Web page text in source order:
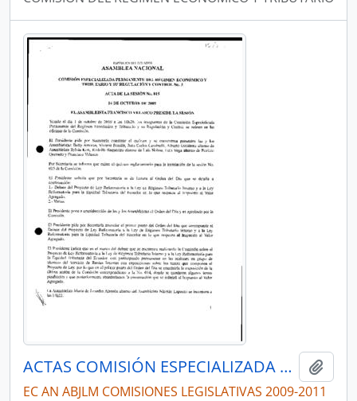
ACTAS COMISIÓN ESPECIALIZADA PERMANENTE DEL RÉGIMEN ECONÓMICO Y TRIBUTARIO Y SU REGULACIÓN Y CONTROL
EC AN ABJLM COMISIONES LEGISLATIVAS 2009-2011